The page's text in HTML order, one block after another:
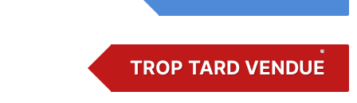
TROP TARD VENDUE